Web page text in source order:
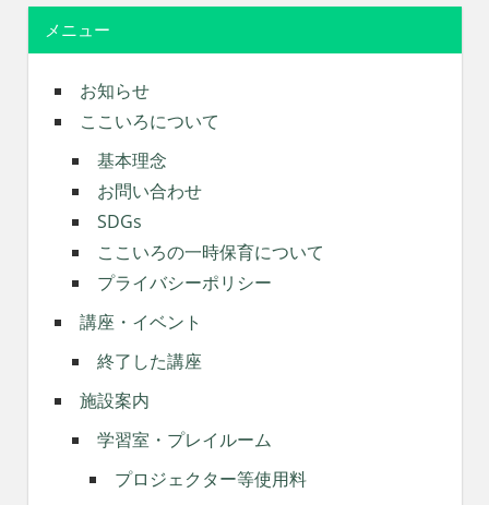
メニュー
お知らせ
ここいろについて
基本理念
お問い合わせ
SDGs
ここいろの一時保育について
プライバシーポリシー
講座・イベント
終了した講座
施設案内
学習室・プレイルーム
プロジェクター等使用料